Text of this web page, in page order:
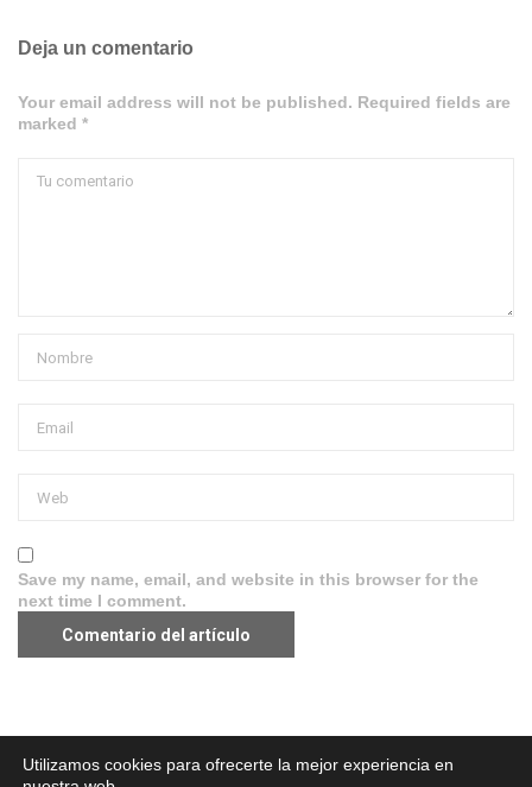
Deja un comentario
Your email address will not be published. Required fields are
marked *
Save my name, email, and website in this browser for the
next time I comment.
Aviso legal·Política de Privacidad·Política de Cookies
Utilizamos cookies para ofrecerte la mejor experiencia en